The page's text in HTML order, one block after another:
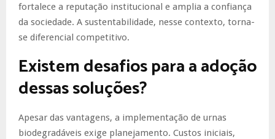
fortalece a reputação institucional e amplia a confiança
da sociedade. A sustentabilidade, nesse contexto, torna-
se diferencial competitivo.
Existem desafios para a adoção
dessas soluções?
Apesar das vantagens, a implementação de urnas
biodegradáveis exige planejamento. Custos iniciais,